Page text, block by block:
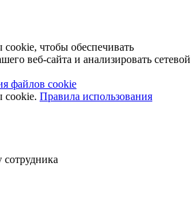
чтобы обеспечивать
веб-сайта и анализировать сетевой
файлов cookie
cookie. Правила использования